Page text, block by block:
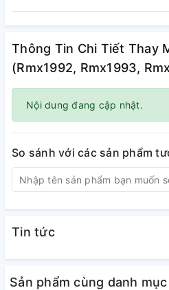
Thông Tin Chi Tiết Thay
(Rmx1992, Rmx1993,
Nội dung đang cập nhật.
So sánh với các sản phẩm
Tin tức
Sản phẩm cùng danh mục